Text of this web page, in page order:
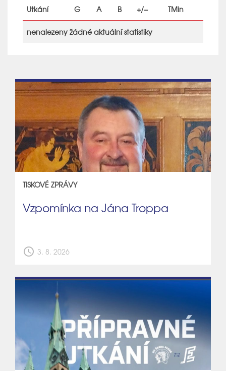
Utkání G A B +/− TMin
nenalezeny žádné aktuální statistiky
TISKOVÉ ZPRÁVY
Vzpomínka na Jána Troppa
schedule 3. 8. 2026